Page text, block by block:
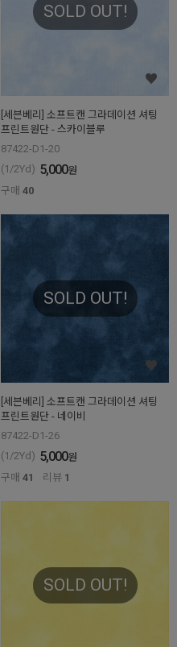
SOLD OUT!
[세븐베리] 소프트캔 그라데이션 셔팅
프린트원단 - 스카이블루
87422-D1-20
(1/2Yd) 5,000원
구매 40
SOLD OUT!
[세븐베리] 소프트캔 그라데이션 셔팅
프린트원단 - 네이비
87422-D1-26
(1/2Yd) 5,000원
구매 41 리뷰 1
SOLD OUT!